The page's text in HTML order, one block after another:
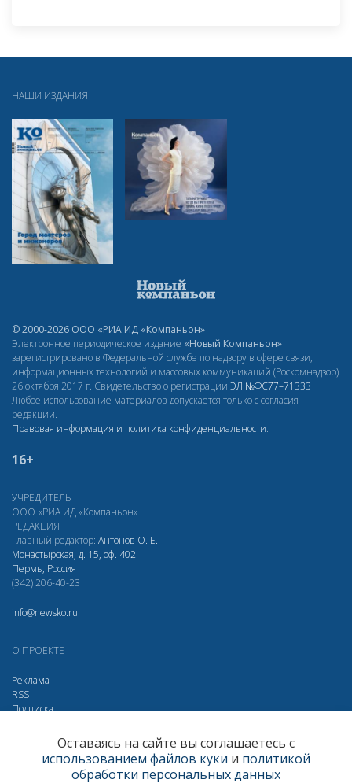
НАШИ ИЗДАНИЯ
© 2000-2026 ООО «РИА ИД «Компаньон»
Электронное периодическое издание «Новый Компаньон»
зарегистрировано в Федеральной службе по надзору в сфере связи,
информационных технологий и массовых коммуникаций (Роскомнадзор)
26 октября 2017 г. Свидетельство о регистрации ЭЛ №ФС77–71333
Любое использование материалов допускается только с согласия
редакции.
Правовая информация и политика конфиденциальности.
16+
УЧРЕДИТЕЛЬ
ООО «РИА ИД «Компаньон»
РЕДАКЦИЯ
Главный редактор: Антонов О. Е.
Монастырская, д. 15, оф. 402
Пермь, Россия
(342) 206-40-23
info@newsko.ru
О ПРОЕКТЕ
Реклама
RSS
Подписка
Одноклассники
Яндекс.Метрика за 30 дней
Оставаясь на сайте вы соглашаетесь с
использованием файлов куки и политикой
обработки персональных данных